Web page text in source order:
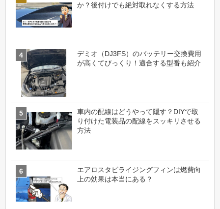
か？後付けでも絶対取れなくする方法
デミオ（DJ3FS）のバッテリー交換費用
が高くてびっくり！適合する型番も紹介
車内の配線はどうやって隠す？DIYで取
り付けた電装品の配線をスッキリさせる
方法
エアロスタビライジングフィンは燃費向
上の効果は本当にある？